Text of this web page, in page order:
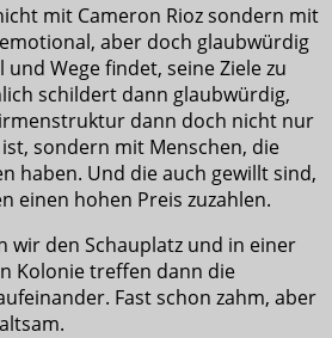
mit Cameron Rioz sondern mit
aber doch glaubwürdig
Wege findet, seine Ziele zu
schildert dann glaubwürdig,
dann doch nicht nur
sondern mit Menschen, die
haben. Und die auch gewillt sind,
einen hohen Preis zuzahlen.
wir den Schauplatz und in einer
Kolonie treffen dann die
Fast schon zahm, aber